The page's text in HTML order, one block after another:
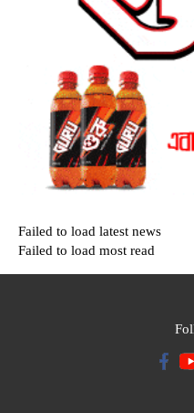
Failed to load latest news
Failed to load most read